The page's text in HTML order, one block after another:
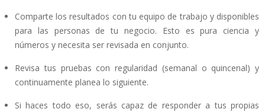
Comparte los resultados con tu equipo de trabajo y disponibles
para las personas de tu negocio. Esto es pura ciencia y
números y necesita ser revisada en conjunto.
Revisa tus pruebas con regularidad (semanal o quincenal) y
continuamente planea lo siguiente.
Si haces todo eso, serás capaz de responder a tus propias